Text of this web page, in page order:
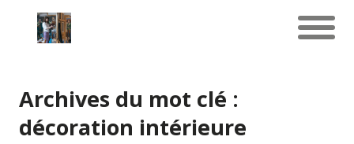
Archives du mot clé :
décoration intérieure